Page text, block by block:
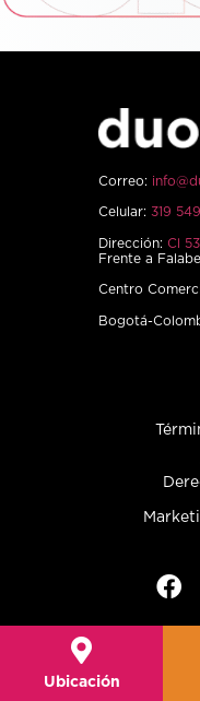
Correo:
Celular: 319
Dirección: Cl
Frente a
Centro
Bogotá-
Ubicación